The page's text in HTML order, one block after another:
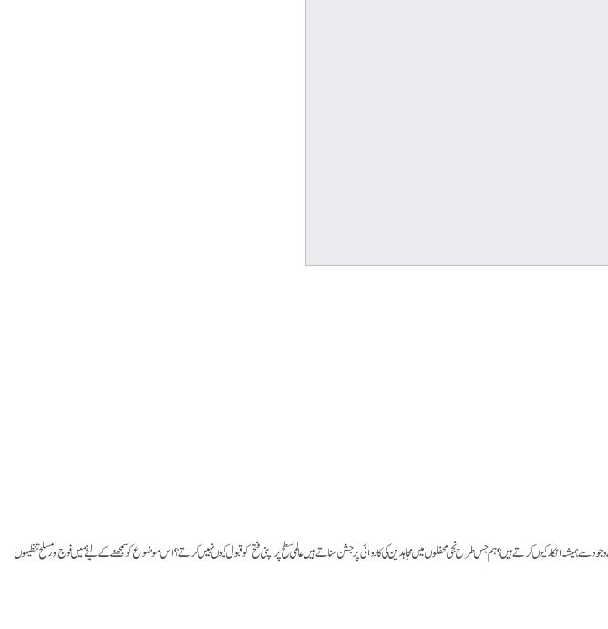
انکار کیوں کرتے ہیں؟ ہم جس طرح نجی محفلوں میں مجاہدین کی کاروائی پر جشن مناتے ہیں عالمی سطح پر اپنی فتح کو قبول کیوں نہیں کرتے؟ اس موضوع کو سمجھنے کے لیے ہمیں فوج اور مسلح تنظیموں